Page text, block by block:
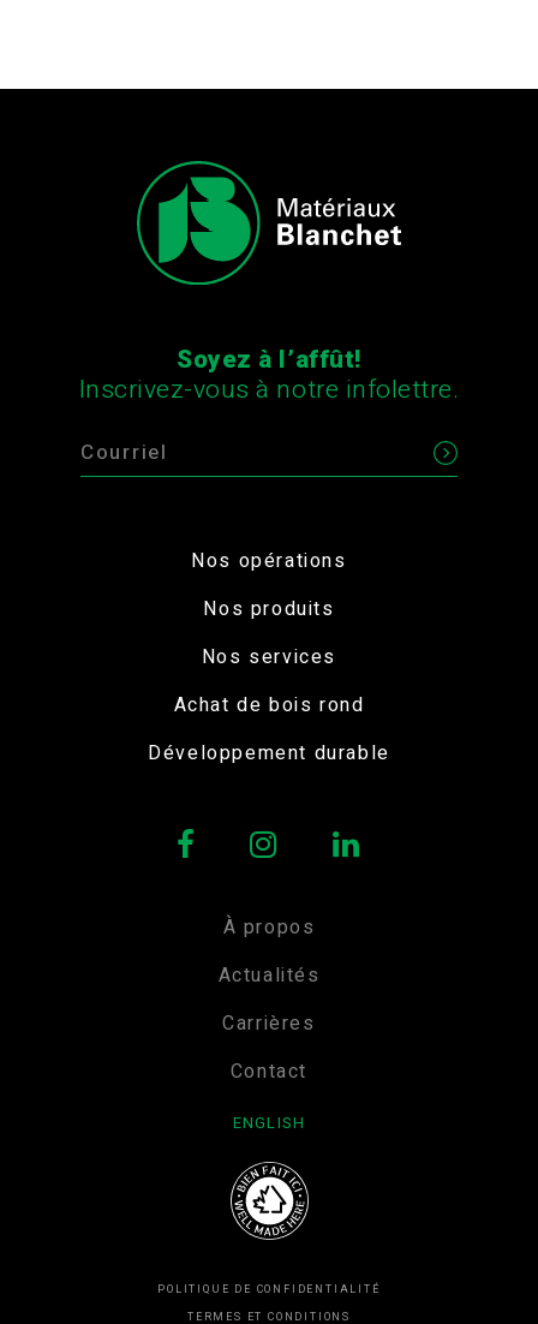
Soyez à l’affût!
Inscrivez-vous à notre infolettre.
Nos opérations
Nos produits
Nos services
Achat de bois rond
Développement durable
À propos
Actualités
Carrières
Contact
ENGLISH
POLITIQUE DE CONFIDENTIALITÉ
TERMES ET CONDITIONS